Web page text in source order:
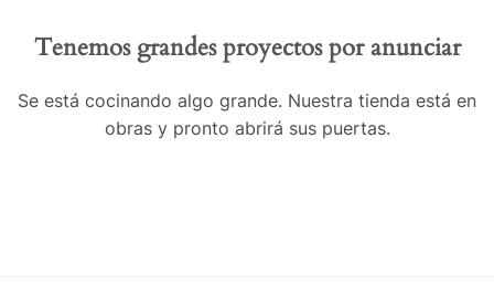
Tenemos grandes proyectos por anunciar
Se está cocinando algo grande. Nuestra tienda está en
obras y pronto abrirá sus puertas.